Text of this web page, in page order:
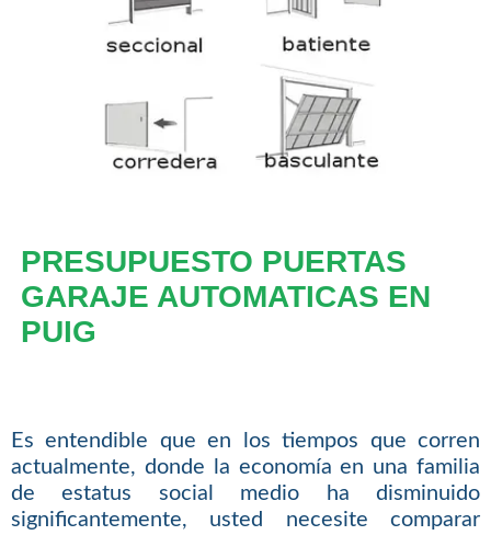
PRESUPUESTO PUERTAS
GARAJE AUTOMATICAS EN
PUIG
Es entendible que en los tiempos que corren
actualmente, donde la economía en una familia
de estatus social medio ha disminuido
significantemente, usted necesite comparar